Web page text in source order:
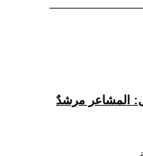
المشاعر مرشدٌ